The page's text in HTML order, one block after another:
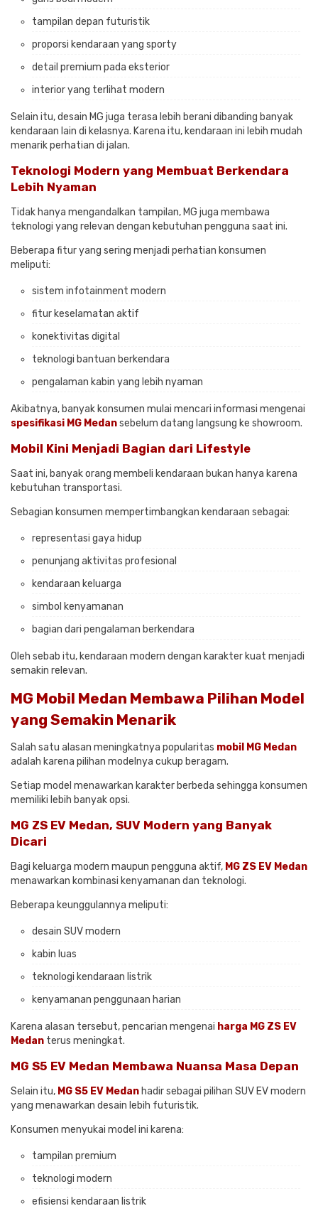
tampilan depan futuristik
proporsi kendaraan yang sporty
detail premium pada eksterior
interior yang terlihat modern
Selain itu, desain MG juga terasa lebih berani dibanding banyak
kendaraan lain di kelasnya. Karena itu, kendaraan ini lebih mudah
menarik perhatian di jalan.
Teknologi Modern yang Membuat Berkendara
Lebih Nyaman
Tidak hanya mengandalkan tampilan, MG juga membawa
teknologi yang relevan dengan kebutuhan pengguna saat ini.
Beberapa fitur yang sering menjadi perhatian konsumen
meliputi:
sistem infotainment modern
fitur keselamatan aktif
konektivitas digital
teknologi bantuan berkendara
pengalaman kabin yang lebih nyaman
Akibatnya, banyak konsumen mulai mencari informasi mengenai
spesifikasi MG Medansebelum datang langsung ke showroom.
Mobil Kini Menjadi Bagian dari Lifestyle
Saat ini, banyak orang membeli kendaraan bukan hanya karena
kebutuhan transportasi.
Sebagian konsumen mempertimbangkan kendaraan sebagai:
representasi gaya hidup
penunjang aktivitas profesional
kendaraan keluarga
simbol kenyamanan
bagian dari pengalaman berkendara
Oleh sebab itu, kendaraan modern dengan karakter kuat menjadi
semakin relevan.
MG Mobil Medan Membawa Pilihan Model
yang Semakin Menarik
Salah satu alasan meningkatnya popularitas mobil MG Medan
adalah karena pilihan modelnya cukup beragam.
Setiap model menawarkan karakter berbeda sehingga konsumen
memiliki lebih banyak opsi.
MG ZS EV Medan, SUV Modern yang Banyak
Dicari
Bagi keluarga modern maupun pengguna aktif, MG ZS EV Medan
menawarkan kombinasi kenyamanan dan teknologi.
Beberapa keunggulannya meliputi:
desain SUV modern
kabin luas
teknologi kendaraan listrik
kenyamanan penggunaan harian
Karena alasan tersebut, pencarian mengenai harga MG ZS EV
Medan terus meningkat.
MG S5 EV Medan Membawa Nuansa Masa Depan
Selain itu, MG S5 EV Medan hadir sebagai pilihan SUV EV modern
yang menawarkan desain lebih futuristik.
Konsumen menyukai model ini karena:
tampilan premium
teknologi modern
efisiensi kendaraan listrik